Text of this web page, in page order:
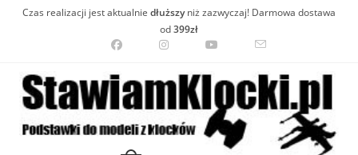
Czas realizacji jest aktualnie dłuższyniż zazwyczaj! Darmowa dostawa
od399zł